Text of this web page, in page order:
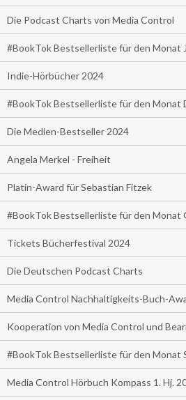
Die Podcast Charts von Media Control
#BookTok Bestsellerliste für den Monat
Indie-Hörbücher 2024
#BookTok Bestsellerliste für den Monat
Die Medien-Bestseller 2024
Angela Merkel - Freiheit
Platin-Award für Sebastian Fitzek
#BookTok Bestsellerliste für den Monat
Tickets Bücherfestival 2024
Die Deutschen Podcast Charts
Media Control Nachhaltigkeits-Buch-
Kooperation von Media Control und
#BookTok Bestsellerliste für den Monat
Media Control Hörbuch Kompass 1. Hj.